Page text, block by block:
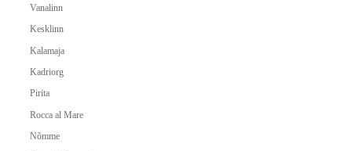
Vanalinn
Kesklinn
Kalamaja
Kadriorg
Pirita
Rocca al Mare
Nõmme